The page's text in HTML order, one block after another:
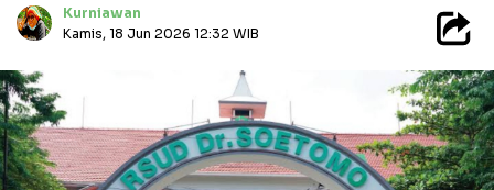
Kurniawan
Kamis, 18 Jun 2026 12:32 WIB